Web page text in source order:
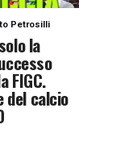
Petrosilli
la
FIGC.
del calcio